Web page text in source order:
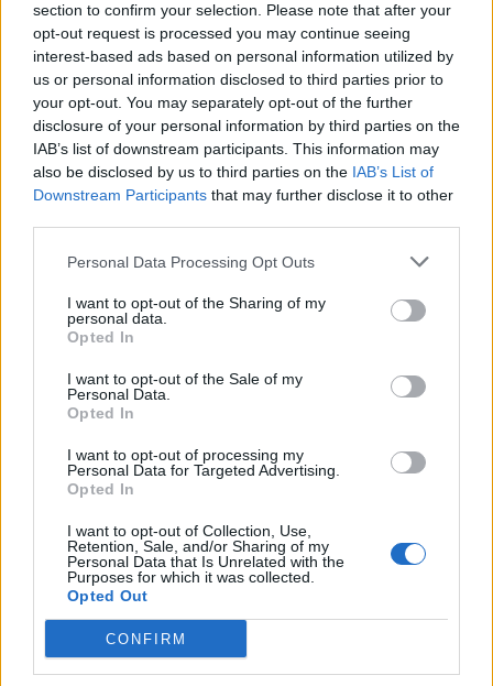
section to confirm your selection. Please note that after your
opt-out request is processed you may continue seeing
interest-based ads based on personal information utilized by
us or personal information disclosed to third parties prior to
your opt-out. You may separately opt-out of the further
disclosure of your personal information by third parties on the
IAB’s list of downstream participants. This information may
also be disclosed by us to third parties on the IAB’s List of
Downstream Participants that may further disclose it to other
Personal Data Processing Opt Outs
I want to opt-out of the Sharing of my
personal data.
Opted In
I want to opt-out of the Sale of my
Personal Data.
Opted In
I want to opt-out of processing my
Personal Data for Targeted Advertising.
Opted In
I want to opt-out of Collection, Use,
Retention, Sale, and/or Sharing of my
Personal Data that Is Unrelated with the
Purposes for which it was collected.
Opted Out
CONFIRM
Charlize Theron mahnit në Seul
me një pamje të errët dhe
provokuese gjatë promovimit
të filmit “The Odyssey
Infantino nis betejën për
rizgjedhje, siguron përkrahjen e
Argjentinës, Meksikës dhe
Afrikës